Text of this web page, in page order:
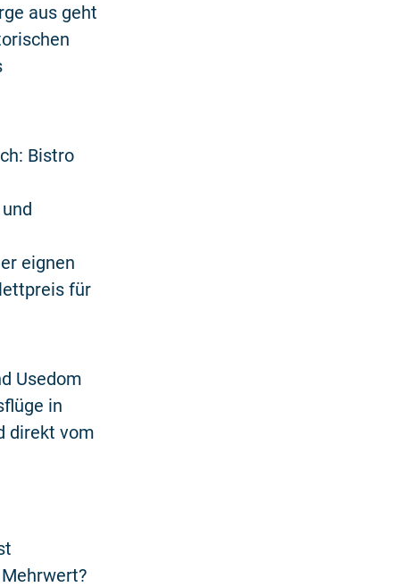
aus geht
Bistro
eignen
für
Usedom
in
direkt vom